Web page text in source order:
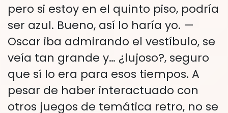
pero si estoy en el quinto piso, podría
ser azul. Bueno, así lo haría yo. —
Oscar iba admirando el vestíbulo, se
veía tan grande y… ¿lujoso?, seguro
que sí lo era para esos tiempos. A
pesar de haber interactuado con
otros juegos de temática retro, no se